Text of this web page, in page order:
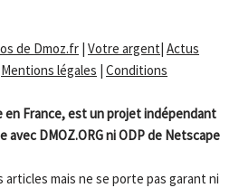
de Dmoz.fr | Votre argent| Actus
Mentions légales | Conditions
en France, est un projet indépendant
DMOZ.ORG ni ODP de Netscape
articles mais ne se porte pas garant ni